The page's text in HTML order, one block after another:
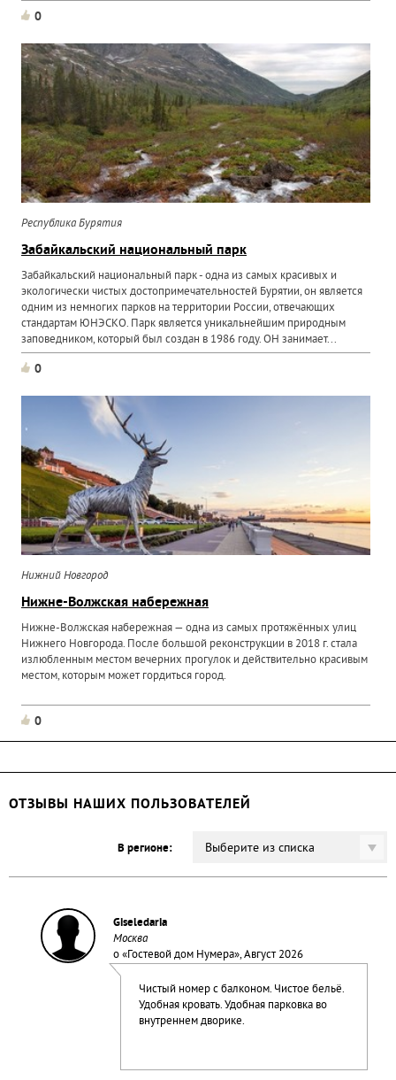
0
Республика Бурятия
Забайкальский национальный парк
Забайкальский национальный парк - одна из самых красивых и
экологически чистых достопримечательностей Бурятии, он является
одним из немногих парков на территории России, отвечающих
стандартам ЮНЭСКО. Парк является уникальнейшим природным
заповедником, который был создан в 1986 году. ОН занимает...
0
Нижний Новгород
Нижне-Волжская набережная
Нижне-Волжская набережная — одна из самых протяжённых улиц
Нижнего Новгорода. После большой реконструкции в 2018 г. стала
излюбленным местом вечерних прогулок и действительно красивым
местом, которым может гордиться город.
0
ОТЗЫВЫ НАШИХ ПОЛЬЗОВАТЕЛЕЙ
В регионе: Выберите из списка
Giseledaria
Москва
о «Гостевой дом Нумера», Август 2026
Чистый номер с балконом. Чистое бельё.
Удобная кровать. Удобная парковка во
внутреннем дворике.